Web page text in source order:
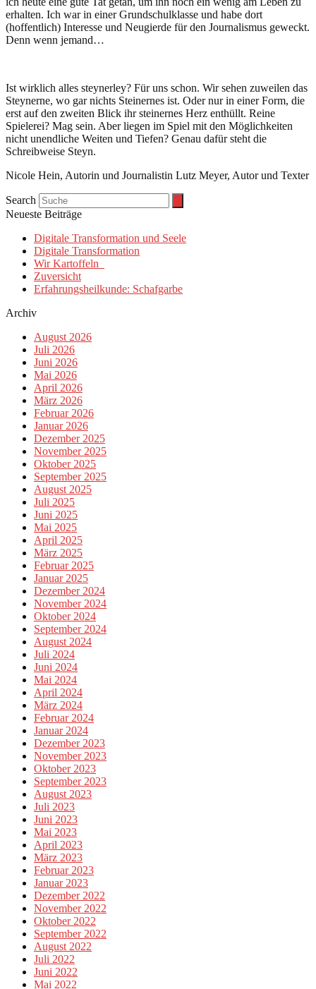
erhalten. Ich war in einer Grundschulklasse und habe dort
(hoffentlich) Interesse und Neugierde für den Journalismus geweckt.
Denn wenn jemand…
Ist wirklich alles steynerley? Für uns schon. Wir sehen zuweilen das
Steynerne, wo gar nichts Steinernes ist. Oder nur in einer Form, die
erst auf den zweiten Blick ihr steinernes Herz enthüllt. Reine
Spielerei? Mag sein. Aber liegen im Spiel mit den Möglichkeiten
nicht unendliche Weiten und Tiefen? Genau dafür steht die
Schreibweise Steyn.
Nicole Hein, Autorin und Journalistin Lutz Meyer, Autor und Texter
Search
Neueste Beiträge
Digitale Transformation und Seele
Digitale Transformation
Wir Kartoffeln
Zuversicht
Erfahrungsheilkunde: Schafgarbe
Archiv
August 2026
Juli 2026
Juni 2026
Mai 2026
April 2026
März 2026
Februar 2026
Januar 2026
Dezember 2025
November 2025
Oktober 2025
September 2025
August 2025
Juli 2025
Juni 2025
Mai 2025
April 2025
März 2025
Februar 2025
Januar 2025
Dezember 2024
November 2024
Oktober 2024
September 2024
August 2024
Juli 2024
Juni 2024
Mai 2024
April 2024
März 2024
Februar 2024
Januar 2024
Dezember 2023
November 2023
Oktober 2023
September 2023
August 2023
Juli 2023
Juni 2023
Mai 2023
April 2023
März 2023
Februar 2023
Januar 2023
Dezember 2022
November 2022
Oktober 2022
September 2022
August 2022
Juli 2022
Juni 2022
Mai 2022